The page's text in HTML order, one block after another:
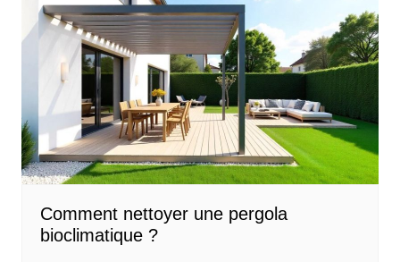
Comment nettoyer une pergola
bioclimatique ?